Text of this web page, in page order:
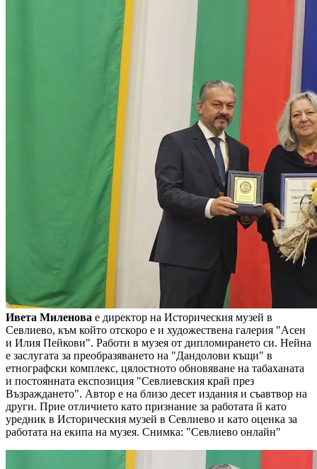
Ивета Миленова е директор на Историческия музей в
Севлиево, към който отскоро е и художествена галерия "Асен
и Илия Пейкови". Работи в музея от дипломирането си. Нейна
е заслугата за преобразяването на "Дандолови къщи" в
етнографски комплекс, цялостното обновяване на табаханата
и постоянната експозиция "Севлиевския край през
Възраждането". Автор е на близо десет издания и съавтвор на
други. Прие отличието като признание за работата й като
уредник в Историческия музей в Севлиево и като оценка за
работата на екипа на музея. Снимка: "Севлиево онлайн"